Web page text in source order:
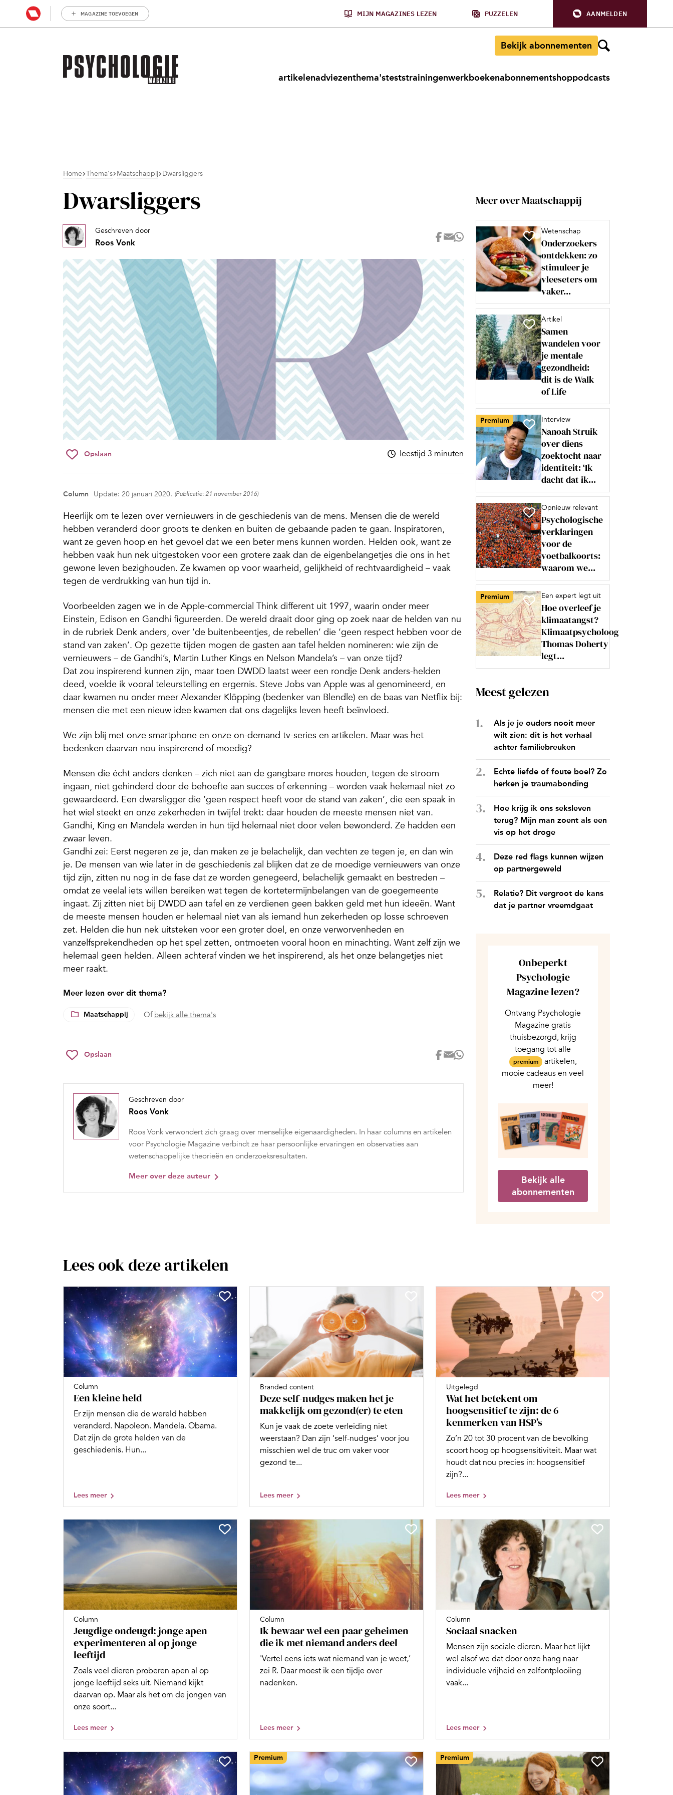
MAGAZINE TOEVOEGEN MIJN MAGAZINES LEZEN PUZZELEN AANMELDEN
Bekijk abonnementen
artikelenadviezenthema'steststrainingenwerkboekenabonnementshoppodcasts
Home Thema's Maatschappij Dwarsliggers
Dwarsliggers
Geschreven door
Roos Vonk
Opslaan leestijd 3 minuten
Column Update: 20 januari 2020. (Publicatie: 21 november 2016)
Heerlijk om te lezen over vernieuwers in de geschiedenis van de mens. Mensen die de wereld
hebben veranderd door groots te denken en buiten de gebaande paden te gaan. Inspiratoren,
want ze geven hoop en het gevoel dat we een beter mens kunnen worden. Helden ook, want ze
hebben vaak hun nek uitgestoken voor een grotere zaak dan de eigenbelangetjes die ons in het
gewone leven bezighouden. Ze kwamen op voor waarheid, gelijkheid of rechtvaardigheid – vaak
tegen de verdrukking van hun tijd in.
Voorbeelden zagen we in de Apple-commercial Think different uit 1997, waarin onder meer
Einstein, Edison en Gandhi figureerden. De wereld draait door ging op zoek naar de helden van nu
in de rubriek Denk anders, over ‘de buitenbeentjes, de rebellen’ die ‘geen respect hebben voor de
stand van zaken’. Op gezette tijden mogen de gasten aan tafel helden nomineren: wie zijn de
vernieuwers – de Gandhi’s, Martin Luther Kings en Nelson Mandela’s – van onze tijd?
Dat zou inspirerend kunnen zijn, maar toen DWDD laatst weer een rondje Denk anders-helden
deed, voelde ik vooral teleurstelling en ergernis. Steve Jobs van Apple was al genomineerd, en
daar kwamen nu onder meer Alexander Klöpping (bedenker van Blendle) en de baas van Netflix bij:
mensen die met een nieuw idee kwamen dat ons dagelijks leven heeft beïnvloed.
We zijn blij met onze smartphone en onze on-demand tv-series en artikelen. Maar was het
bedenken daarvan nou inspirerend of moedig?
Mensen die écht anders denken – zich niet aan de gangbare mores houden, tegen de stroom
ingaan, niet gehinderd door de behoefte aan succes of erkenning – worden vaak helemaal niet zo
gewaardeerd. Een dwarsligger die ‘geen respect heeft voor de stand van zaken’, die een spaak in
het wiel steekt en onze zekerheden in twijfel trekt: daar houden de meeste mensen niet van.
Gandhi, King en Mandela werden in hun tijd helemaal niet door velen bewonderd. Ze hadden een
zwaar leven.
Gandhi zei: Eerst negeren ze je, dan maken ze je belachelijk, dan vechten ze tegen je, en dan win
je. De mensen van wie later in de geschiedenis zal blijken dat ze de moedige vernieuwers van onze
tijd zijn, zitten nu nog in de fase dat ze worden genegeerd, belachelijk gemaakt en bestreden –
omdat ze veelal iets willen bereiken wat tegen de kortetermijnbelangen van de goegemeente
ingaat. Zij zitten niet bij DWDD aan tafel en ze verdienen geen bakken geld met hun ideeën. Want
de meeste mensen houden er helemaal niet van als iemand hun zekerheden op losse schroeven
zet. Helden die hun nek uitsteken voor een groter doel, en onze verworvenheden en
vanzelfsprekendheden op het spel zetten, ontmoeten vooral hoon en minachting. Want zelf zijn we
helemaal geen helden. Alleen achteraf vinden we het inspirerend, als het onze belangetjes niet
meer raakt.
Meer lezen over dit thema?
Maatschappij Of bekijk alle thema's
Opslaan
Geschreven door
Roos Vonk
Roos Vonk verwondert zich graag over menselijke eigenaardigheden. In haar columns en artikelen
voor Psychologie Magazine verbindt ze haar persoonlijke ervaringen en observaties aan
wetenschappelijke theorieën en onderzoeksresultaten.
Meer over deze auteur
Meer over Maatschappij
Wetenschap
Onderzoekers
ontdekken: zo
stimuleer je
vleeseters om
vaker...
Artikel
Samen
wandelen voor
je mentale
gezondheid:
dit is de Walk
of Life
Premium Interview
Nanoah Struik
over diens
zoektocht naar
identiteit: ‘Ik
dacht dat ik...
Opnieuw relevant
Psychologische
verklaringen
voor de
voetbalkoorts:
waarom we...
Premium Een expert legt uit
Hoe overleef je
klimaatangst?
Klimaatpsycholoog
Thomas Doherty
legt...
Meest gelezen
Als je je ouders nooit meer
wilt zien: dit is het verhaal
achter familiebreuken
Echte liefde of foute boel? Zo
herken je traumabonding
Hoe krijg ik ons seksleven
terug? Mijn man zoent als een
vis op het droge
Deze red flags kunnen wijzen
op partnergeweld
Relatie? Dit vergroot de kans
dat je partner vreemdgaat
Onbeperkt
Psychologie
Magazine lezen?
Ontvang Psychologie
Magazine gratis
thuisbezorgd, krijg
toegang tot alle
premium artikelen,
mooie cadeaus en veel
meer!
Bekijk alle
abonnementen
Lees ook deze artikelen
Column
Een kleine held
Er zijn mensen die de wereld hebben
veranderd. Napoleon. Mandela. Obama.
Dat zijn de grote helden van de
geschiedenis. Hun...
Lees meer
Branded content
Deze self-nudges maken het je
makkelijk om gezond(er) te eten
Kun je vaak de zoete verleiding niet
weerstaan? Dan zijn ‘self-nudges’ voor jou
misschien wel de truc om vaker voor
gezond te...
Lees meer
Uitgelegd
Wat het betekent om
hoogsensitief te zijn: de 6
kenmerken van HSP’s
Zo’n 20 tot 30 procent van de bevolking
scoort hoog op hoogsensitiviteit. Maar wat
houdt dat nou precies in: hoogsensitief
zijn?...
Lees meer
Column
Jeugdige ondeugd: jonge apen
experimenteren al op jonge
leeftijd
Zoals veel dieren proberen apen al op
jonge leeftijd seks uit. Niemand kijkt
daarvan op. Maar als het om de jongen van
onze soort...
Lees meer
Column
Ik bewaar wel een paar geheimen
die ik met niemand anders deel
'Vertel eens iets wat niemand van je weet,’
zei R. Daar moest ik een tijdje over
nadenken.
Lees meer
Column
Sociaal snacken
Mensen zijn sociale dieren. Maar het lijkt
wel alsof we dat door onze hang naar
individuele vrijheid en zelfontplooiing
vaak...
Lees meer
Premium Premium